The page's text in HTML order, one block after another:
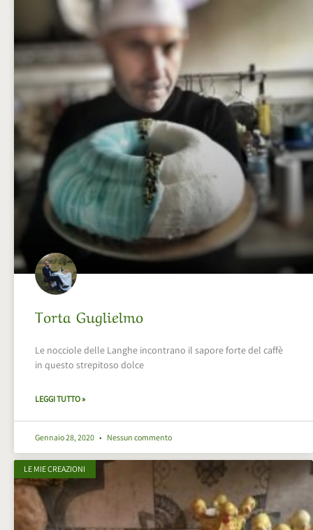
Torta Guglielmo
Le nocciole delle Langhe incontrano il sapore forte del caffè
in questo strepitoso dolce
LEGGI TUTTO »
Gennaio 28, 2020 Nessun commento
LE MIE CREAZIONI